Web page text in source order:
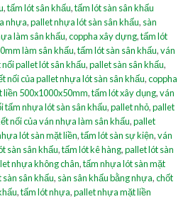
,tấm lót sân khấu,tấm lót sàn sân khấu
nhựa,pallet nhựa lót sàn sân khấu, sàn
làm sân khấu,coppha xây dựng,tấm lót
làm sân khấu,tấm lót sàn sân khấu,ván
pallet lót sân khấu,pallet sàn sân khấu,
nối của pallet nhựa lót sàn sân khấu,coppha
liền 500x1000x50mm,tấm lót xây dụng,ván
tấm nhựa lót sàn sân khấu,pallet nhỏ,pallet
nối của ván nhựa làm sân khấu,pallet
lót sàn mặt liền,tấm lót sàn sự kiện,ván
sàn sân khấu,tấm lót kê hàng,pallet lót sàn
nhựa không chân,tấm nhựa lót sàn mặt
sân khấu, sàn sân khấu bằng nhựa,chốt
,tấm lót nhựa,pallet nhựa mặt liền